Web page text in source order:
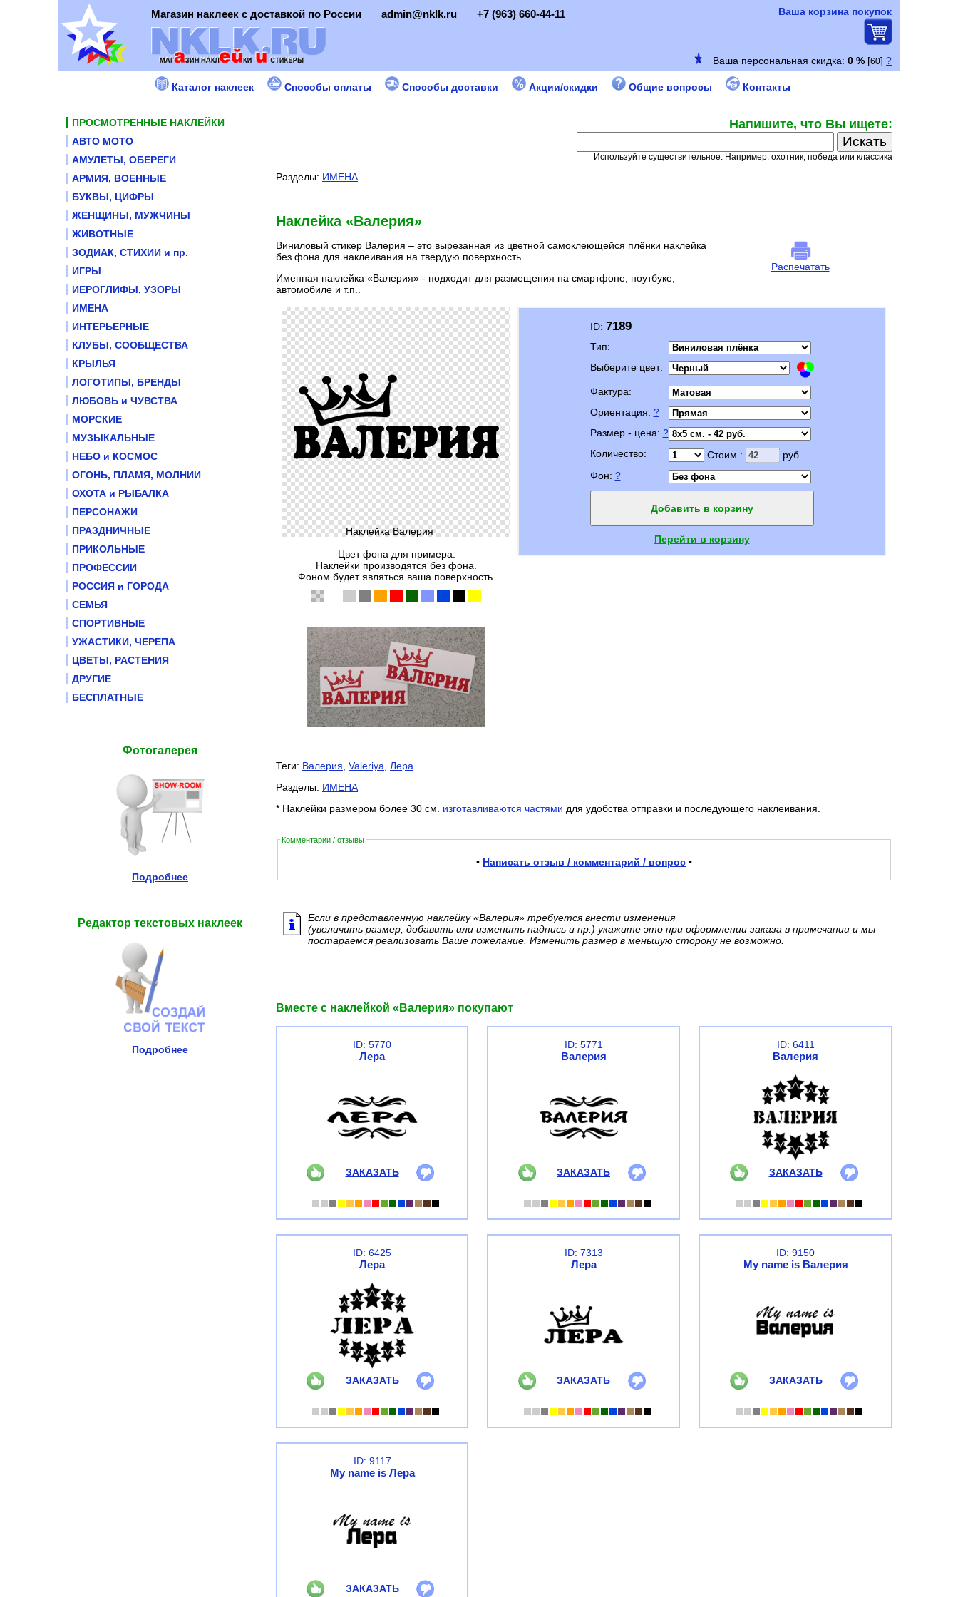
Магазин наклеек с доставкой по России admin@nklk.ru +7 (963) 660-44-11 Ваша корзина покупок
Каталог наклеек Способы оплаты Способы доставки Акции/скидки Общие вопросы Контакты
ПРОСМОТРЕННЫЕ НАКЛЕЙКИ
АВТО МОТО
АМУЛЕТЫ, ОБЕРЕГИ
АРМИЯ, ВОЕННЫЕ
БУКВЫ, ЦИФРЫ
ЖЕНЩИНЫ, МУЖЧИНЫ
ЖИВОТНЫЕ
ЗОДИАК, СТИХИИ и пр.
ИГРЫ
ИЕРОГЛИФЫ, УЗОРЫ
ИМЕНА
ИНТЕРЬЕРНЫЕ
КЛУБЫ, СООБЩЕСТВА
КРЫЛЬЯ
ЛОГОТИПЫ, БРЕНДЫ
ЛЮБОВЬ и ЧУВСТВА
МОРСКИЕ
МУЗЫКАЛЬНЫЕ
НЕБО и КОСМОС
ОГОНЬ, ПЛАМЯ, МОЛНИИ
ОХОТА и РЫБАЛКА
ПЕРСОНАЖИ
ПРАЗДНИЧНЫЕ
ПРИКОЛЬНЫЕ
ПРОФЕССИИ
РОССИЯ и ГОРОДА
СЕМЬЯ
СПОРТИВНЫЕ
УЖАСТИКИ, ЧЕРЕПА
ЦВЕТЫ, РАСТЕНИЯ
ДРУГИЕ
БЕСПЛАТНЫЕ
Фотогалерея
Подробнее
Редактор текстовых наклеек
Подробнее
Напишите, что Вы ищете:
Используйте существительное. Например: охотник, победа или классика
Разделы: ИМЕНА
Наклейка «Валерия»
Виниловый стикер Валерия – это вырезанная из цветной самоклеющейся плёнки наклейка
без фона для наклеивания на твердую поверхность.
Именная наклейка «Валерия» - подходит для размещения на смартфоне, ноутбуке,
автомобиле и т.п..
Распечатать
Наклейка Валерия
Цвет фона для примера.
Наклейки производятся без фона.
Фоном будет являться ваша поверхность.
ID: 7189
Тип:
Выберите цвет:
Фактура:
Ориентация: ?
Размер - цена: ?
Количество:
Стоим.:
руб.
Фон: ?
Добавить в корзину
Перейти в корзину
Теги: Валерия Valeriya Лера
Разделы: ИМЕНА
* Наклейки размером более 30 см. изготавливаются частями для удобства отправки и последующего наклеивания.
Комментарии / отзывы
• Написать отзыв / комментарий / вопрос •
Если в представленную наклейку «Валерия» требуется внести изменения
(увеличить размер, добавить или изменить надпись и пр.) укажите это при оформлении заказа в примечании и мы
постараемся реализовать Ваше пожелание. Изменить размер в меньшую сторону не возможно.
Вместе с наклейкой «Валерия» покупают
ID: 5770
Лера
ЗАКАЗАТЬ
ID: 5771
Валерия
ЗАКАЗАТЬ
ID: 6411
Валерия
ЗАКАЗАТЬ
ID: 6425
Лера
ЗАКАЗАТЬ
ID: 7313
Лера
ЗАКАЗАТЬ
ID: 9150
My name is Валерия
ЗАКАЗАТЬ
ID: 9117
My name is Лера
ЗАКАЗАТЬ